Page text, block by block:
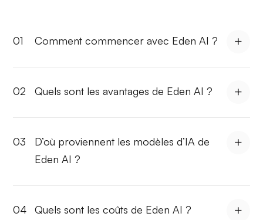
01 Comment commencer avec Eden AI ?
02 Quels sont les avantages de Eden AI ?
03
D’où proviennent les modèles d’IA de
Eden AI ?
04 Quels sont les coûts de Eden AI ?